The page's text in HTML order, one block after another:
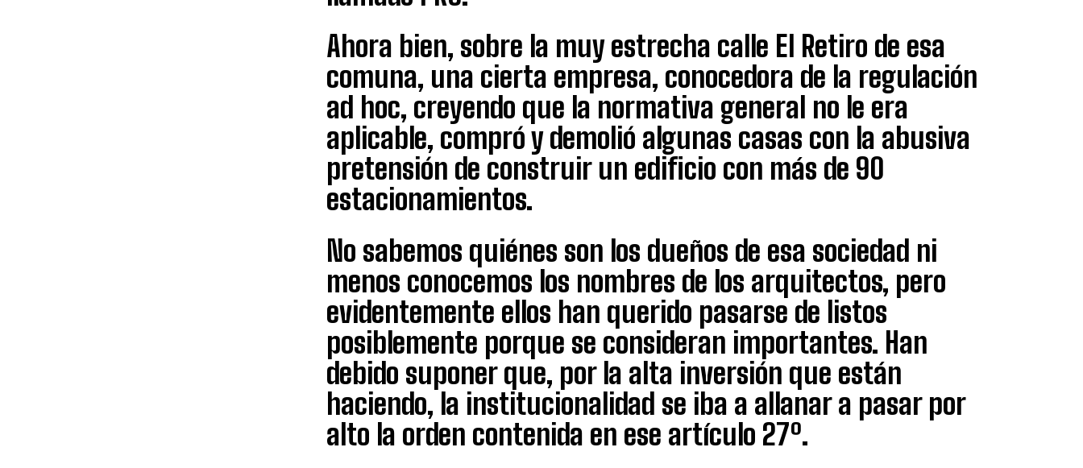
Ahora bien, sobre la muy estrecha calle El Retiro de esa
comuna, una cierta empresa, conocedora de la regulación
ad hoc, creyendo que la normativa general no le era
aplicable, compró y demolió algunas casas con la abusiva
pretensión de construir un edificio con más de 90
estacionamientos.
No sabemos quiénes son los dueños de esa sociedad ni
menos conocemos los nombres de los arquitectos, pero
evidentemente ellos han querido pasarse de listos
posiblemente porque se consideran importantes. Han
debido suponer que, por la alta inversión que están
haciendo, la institucionalidad se iba a allanar a pasar por
alto la orden contenida en ese artículo 27º.